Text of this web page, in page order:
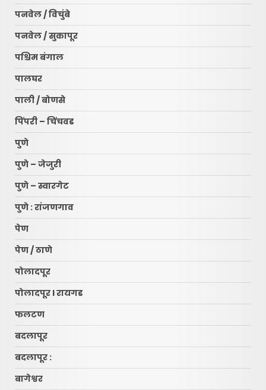
पनवेल / विचुंबे
पनवेल / सुकापूर
पश्चिम बंगाल
पालघर
पाली / बोणसे
पिंपरी – चिंचवड
पुणे
पुणे – जेजुरी
पुणे – स्वारगेट
पुणे : रांजणगाव
पेण
पेण / ठाणे
पोलादपूर
पोलादपूर l रायगड
फलटण
बदलापूर
बदलापूर :
बागेश्वर